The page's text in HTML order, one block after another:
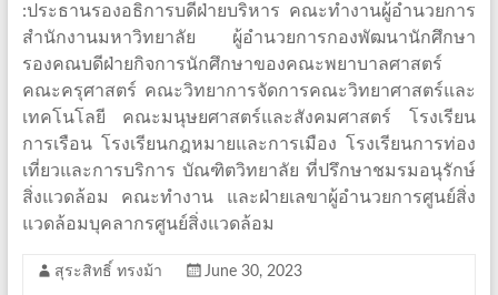
:ประธานรองอธิการบดีฝ่ายบริหาร คณะทำงานผู้อำนวยการ
สำนักงานมหาวิทยาลัย ผู้อำนวยการกองพัฒนานักศึกษา
รองคณบดีฝ่ายกิจการนักศึกษาของคณะพยาบาลศาสตร์
คณะครุศาสตร์ คณะวิทยาการจัดการคณะวิทยาศาสตร์และ
เทคโนโลยี คณะมนุษยศาสตร์และสังคมศาสตร์ โรงเรียน
การเรือน โรงเรียนกฎหมายและการเมือง โรงเรียนการท่อง
เที่ยวและการบริการ บัณฑิตวิทยาลัย ที่ปรึกษาชมรมอนุรักษ์
สิ่งแวดล้อม คณะทำงาน และฝ่ายเลขาผู้อำนวยการศูนย์สิ่ง
แวดล้อมบุคลากรศูนย์สิ่งแวดล้อม
สุระสิทธิ์ ทรงม้า June 30, 2023